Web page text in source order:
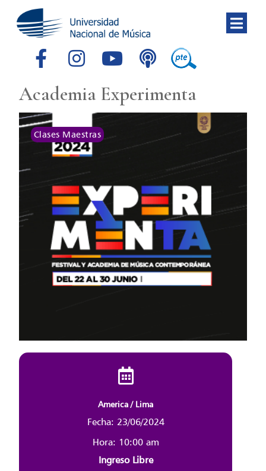
Academia Experimenta
Clases Maestras
America / Lima
Fecha: 23/06/2024
Hora: 10:00 am
Ingreso Libre